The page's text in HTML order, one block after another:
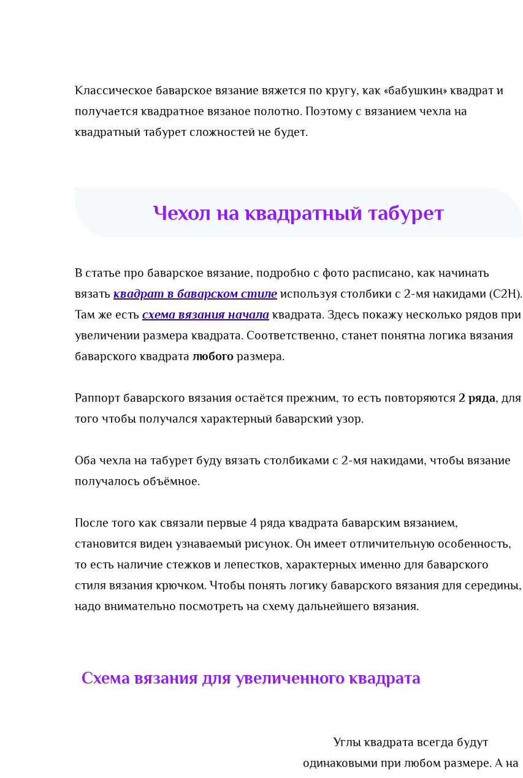
Классическое баварское вязание вяжется по кругу, как «бабушкин» квадрат и
получается квадратное вязаное полотно. Поэтому с вязанием чехла на
квадратный табурет сложностей не будет.
Чехол на квадратный табурет
В статье про баварское вязание, подробно с фото расписано, как начинать
вязать квадрат в баварском стиле используя столбики с 2-мя накидами (С2Н).
Там же есть схема вязания начала квадрата. Здесь покажу несколько рядов при
увеличении размера квадрата. Соответственно, станет понятна логика вязания
баварского квадрата любого размера.
Раппорт баварского вязания остаётся прежним, то есть повторяются 2 ряда, для
того чтобы получался характерный баварский узор.
Оба чехла на табурет буду вязать столбиками с 2-мя накидами, чтобы вязание
получалось объёмное.
После того как связали первые 4 ряда квадрата баварским вязанием,
становится виден узнаваемый рисунок. Он имеет отличительную особенность,
то есть наличие стежков и лепестков, характерных именно для баварского
стиля вязания крючком. Чтобы понять логику баварского вязания для середины,
надо внимательно посмотреть на схему дальнейшего вязания.
Схема вязания для увеличенного квадрата
Углы квадрата всегда будут
одинаковыми при любом размере. А на